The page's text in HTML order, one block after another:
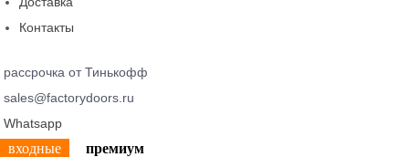
Контакты
рассрочка от Тинькофф
sales@factorydoors.ru
Whatsapp
входные премиум